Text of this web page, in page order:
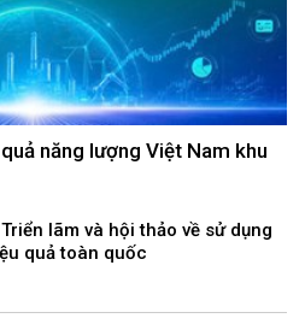
năng lượng Việt Nam khu
lãm và hội thảo về sử dụng
quả toàn quốc